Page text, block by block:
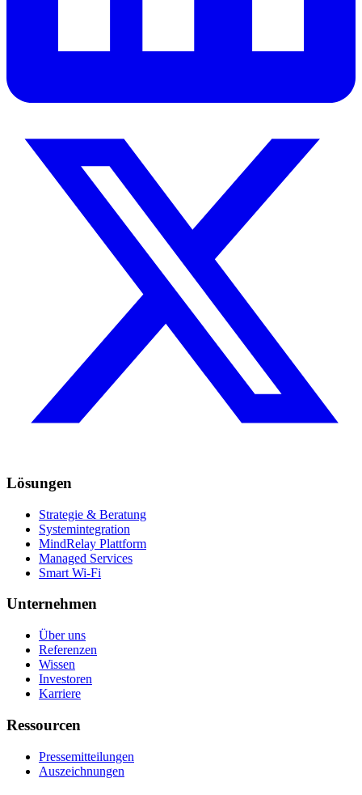
Lösungen
Strategie & Beratung
Systemintegration
MindRelay Plattform
Managed Services
Smart Wi-Fi
Unternehmen
Über uns
Referenzen
Wissen
Investoren
Karriere
Ressourcen
Pressemitteilungen
Auszeichnungen